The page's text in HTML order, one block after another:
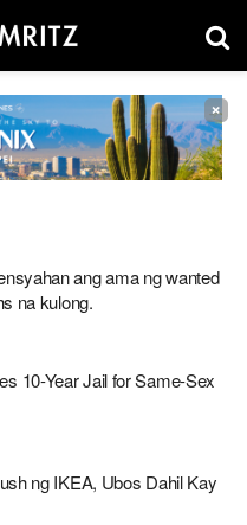
×
ang ama ng wanted
na kulong.
10-Year Jail for Same-Sex
ng IKEA, Ubos Dahil Kay